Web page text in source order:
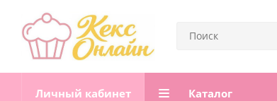
Личный кабинет Каталог